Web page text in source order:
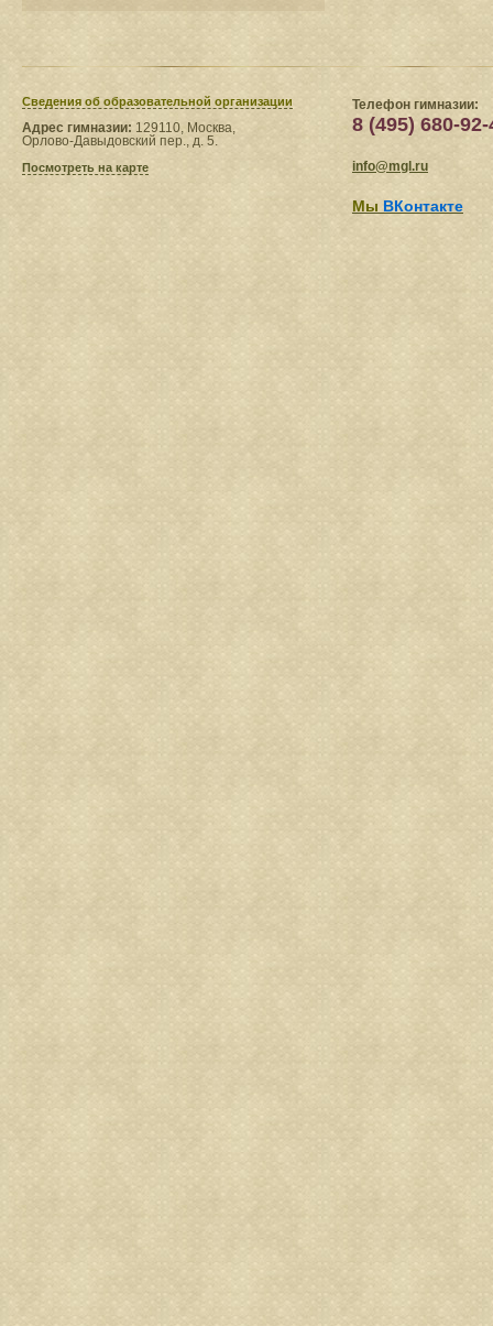
Сведения​ об образовательной организации
Адрес гимназии: 129110, Москва,
Орлово-Давыдовский пер., д. 5.
Посмотреть на карте
Телефон гимназии:
8 (495) 680-92-
info@mgl.ru
Мы ВКонтакте